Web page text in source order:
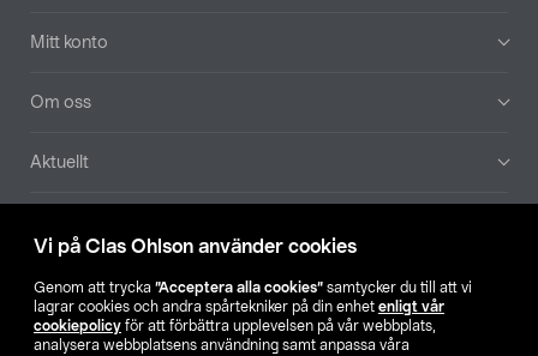
Vi på Clas Ohlson använder cookies
Genom att trycka ”Acceptera alla cookies” samtycker du till att vi
lagrar cookies och andra spårtekniker på din enhet enligt vår
cookiepolicy för att förbättra upplevelsen på vår webbplats,
analysera webbplatsens användning samt anpassa våra
Mitt konto
Om oss
Aktuellt
Hitta butik
SE NO FI